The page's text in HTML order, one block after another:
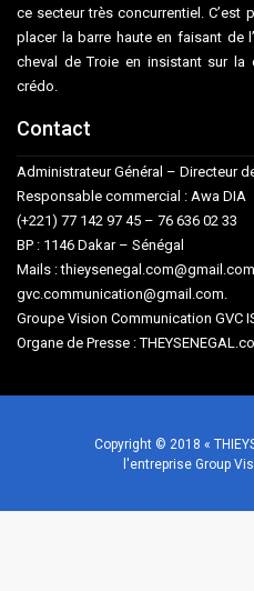
ce secteur très concurrentiel.
placer la barre haute en faisant de
cheval de Troie en insistant sur
crédo.
Contact
Administrateur Général – Directeur
Responsable commercial : Awa DIA
(+221) 77 142 97 45 – 76 636 02 33
BP : 1146 Dakar – Sénégal
Mails :
gvc.communication@gmail.com.
Groupe Vision Communication GVC
Organe de Presse :
Copyright © 2018 «
l'entreprise Group